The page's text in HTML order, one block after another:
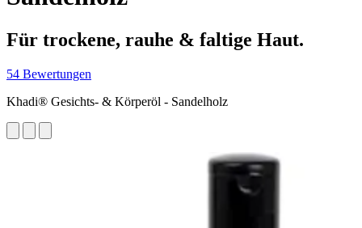
Für trockene, rauhe & faltige Haut.
54 Bewertungen
Khadi® Gesichts- & Körperöl - Sandelholz